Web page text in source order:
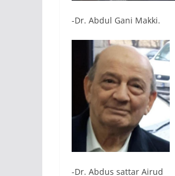
-Dr. Abdul Gani Makki.
-Dr. Abdus sattar Airud